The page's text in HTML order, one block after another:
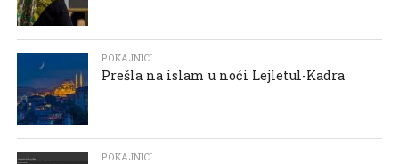
POKAJNICI
Prešla na islam u noći Lejletul-Kadra
POKAJNICI